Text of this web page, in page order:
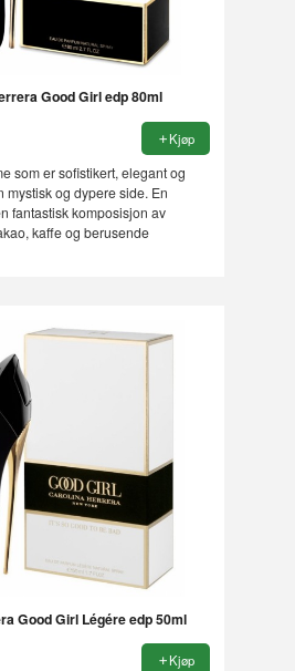
Good Girl edp 80ml
Kjøp
som er sofistikert, elegant og
mystisk og dypere side. En
fantastisk komposisjon av
kaffe og berusende
Good Girl Légére edp 50ml
Kjøp